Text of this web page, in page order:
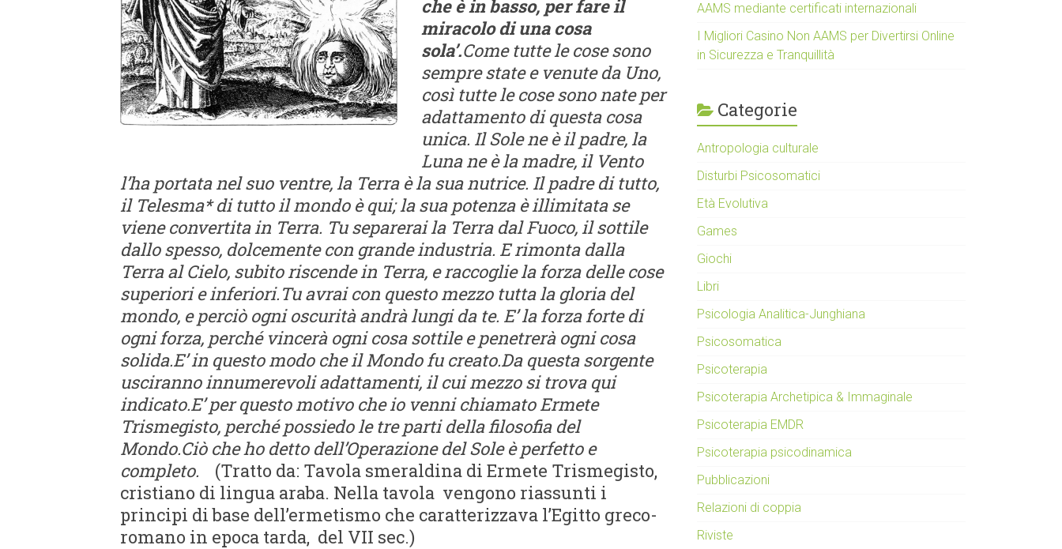
che è in basso, per fare il
miracolo di una cosa
sola’.Come tutte le cose sono
sempre state e venute da Uno,
così tutte le cose sono nate per
adattamento di questa cosa
unica. Il Sole ne è il padre, la
Luna ne è la madre, il Vento
l’ha portata nel suo ventre, la Terra è la sua nutrice. Il padre di tutto,
il Telesma*di tutto il mondo è qui; la sua potenza è illimitata se
viene convertita in Terra. Tu separerai la Terra dal Fuoco, il sottile
dallo spesso, dolcemente con grande industria. E rimonta dalla
Terra al Cielo, subito riscende in Terra, e raccoglie la forza delle cose
superiori e inferiori.Tu avrai con questo mezzo tutta la gloria del
mondo, e perciò ogni oscurità andrà lungi da te. E’ la forza forte di
ogni forza, perché vincerà ogni cosa sottile e penetrerà ogni cosa
solida.E’ in questo modo che il Mondo fu creato.Da questa sorgente
usciranno innumerevoli adattamenti, il cui mezzo si trova qui
indicato.E’ per questo motivo che io venni chiamato Ermete
Trismegisto, perché possiedo le tre parti della filosofia del
Mondo.Ciò che ho detto dell’Operazione del Sole è perfetto e
completo. (Tratto da: Tavola smeraldina di Ermete Trismegisto,
cristiano di lingua araba. Nella tavola vengono riassunti i
principi di base dell’ermetismo che caratterizzava l’Egitto greco-
romano in epoca tarda, del VII sec.)
AAMS mediante certificati internazionali
I Migliori Casino Non AAMS per Divertirsi Online
in Sicurezza e Tranquillità
Categorie
Antropologia culturale
Disturbi Psicosomatici
Età Evolutiva
Games
Giochi
Libri
Psicologia Analitica-Junghiana
Psicosomatica
Psicoterapia
Psicoterapia Archetipica & Immaginale
Psicoterapia EMDR
Psicoterapia psicodinamica
Pubblicazioni
Relazioni di coppia
Riviste